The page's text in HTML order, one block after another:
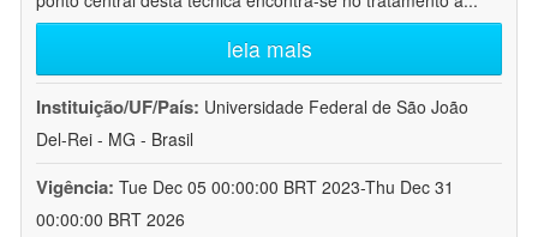
leia mais
Instituição/UF/País: Universidade Federal de São João
Del-Rei - MG - Brasil
Vigência: Tue Dec 05 00:00:00 BRT 2023-Thu Dec 31
00:00:00 BRT 2026